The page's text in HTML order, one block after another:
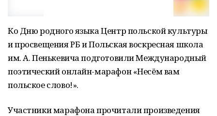
Ко Дню родного языка Центр польской культуры
и просвещения РБ и Польская воскресная школа
им. А. Пенькевича подготовили Международный
поэтический онлайн-марафон «Несём вам
польское слово!».
Участники марафона прочитали произведения